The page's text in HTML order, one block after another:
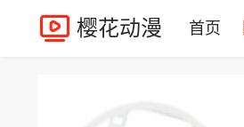
樱花动漫 首页